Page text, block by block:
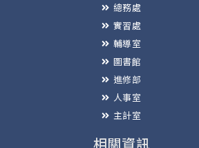
總務處
實習處
輔導室
圖書館
進修部
人事室
主計室
相關資訊